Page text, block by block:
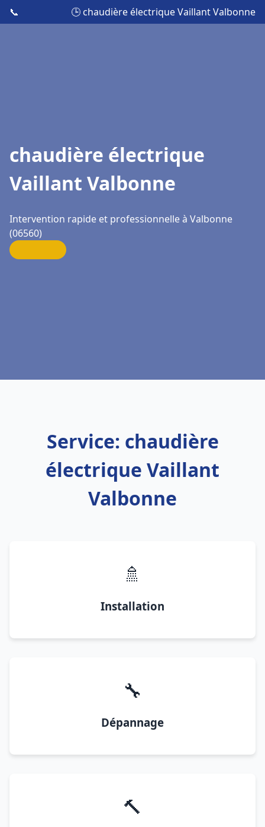
📞 🕒 chaudière électrique Vaillant Valbonne
chaudière électrique
Vaillant Valbonne
Intervention rapide et professionnelle à Valbonne
(06560)
Service: chaudière
électrique Vaillant
Valbonne
🚿
Installation
🔧
Dépannage
🔨